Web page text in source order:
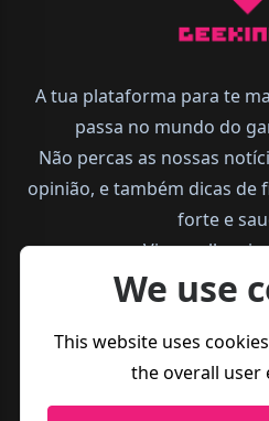
A tua plataforma para te
passa no mundo do
Não percas as nossas
opinião, e também dicas de
forte e
Vive melhor,
We use
This website uses
the overall user